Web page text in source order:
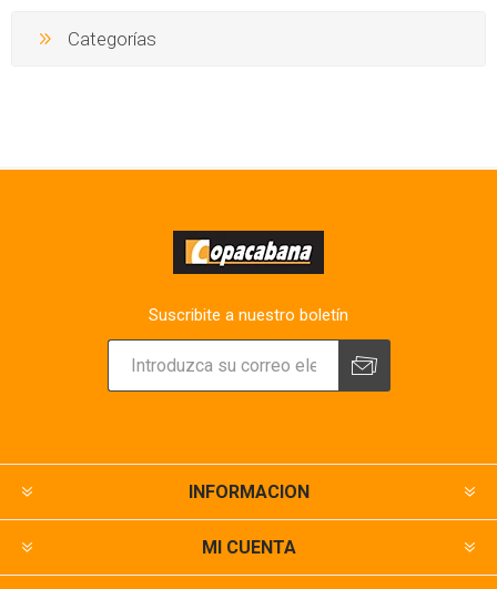
Categorías
Suscribite a nuestro boletín
INFORMACION
MI CUENTA